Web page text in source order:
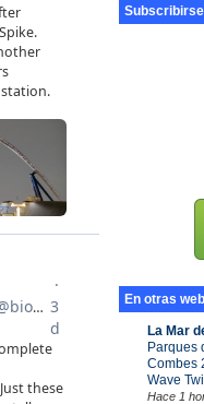
En otras
La Mar
Parques
Combes
Wave
Hace 1